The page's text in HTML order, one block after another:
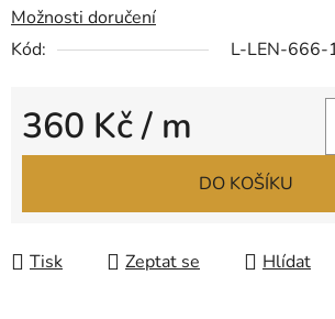
Možnosti doručení
Kód:
L-LEN-666-
360 Kč/ m
Měrná cena:
DO KOŠÍKU
Tisk Zeptat se Hlídat